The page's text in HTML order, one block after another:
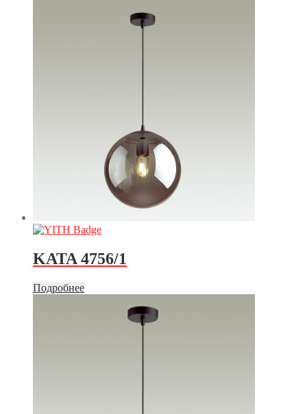
KATA 4756/1
Подробнее